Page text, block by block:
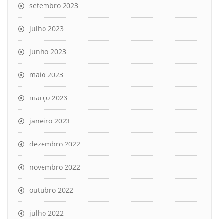
setembro 2023
julho 2023
junho 2023
maio 2023
março 2023
janeiro 2023
dezembro 2022
novembro 2022
outubro 2022
julho 2022